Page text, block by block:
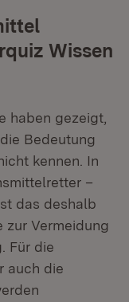
Wissen
haben gezeigt,
Bedeutung
kennen. In
–
das deshalb
zur Vermeidung
Für die
auch die